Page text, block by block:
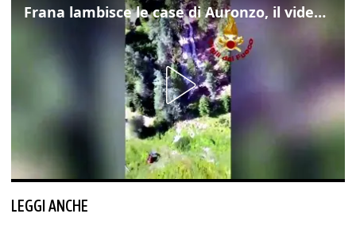
Frana lambisce le case di Auronzo, il video dall'elicottero dei vigili del fuoco
LEGGI ANCHE